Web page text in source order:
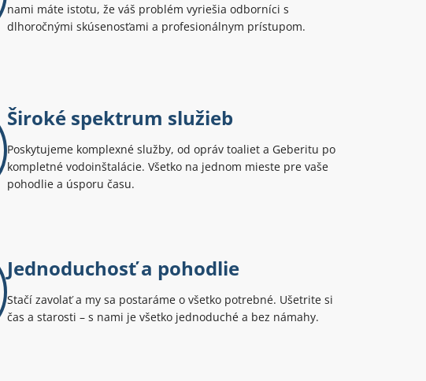
nami máte istotu, že váš problém vyriešia odborníci s
dlhoročnými skúsenosťami a profesionálnym prístupom.
Široké spektrum služieb
Poskytujeme komplexné služby, od opráv toaliet a Geberitu po
kompletné vodoinštalácie. Všetko na jednom mieste pre vaše
pohodlie a úsporu času.
Jednoduchosť a pohodlie
Stačí zavolať a my sa postaráme o všetko potrebné. Ušetrite si
čas a starosti – s nami je všetko jednoduché a bez námahy.